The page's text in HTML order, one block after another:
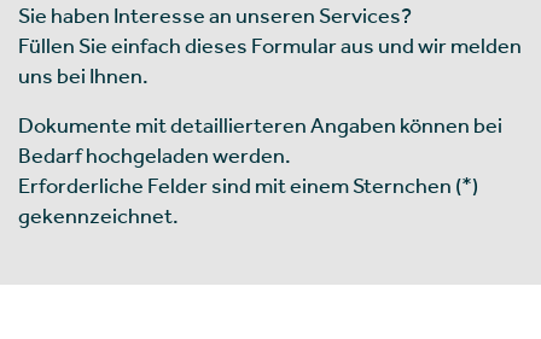
Sie haben Interesse an unseren Services?
Füllen Sie einfach dieses Formular aus und wir melden
uns bei Ihnen.
Dokumente mit detaillierteren Angaben können bei
Bedarf hochgeladen werden.
Erforderliche Felder sind mit einem Sternchen (*)
gekennzeichnet.